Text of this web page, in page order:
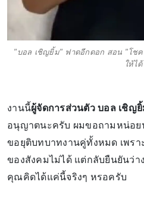
"บอล เชิญยิ้ม" ฟาดอีกดอก สอน "โช
ให้ได้
งานนี้ผู้จัดการส่วนตัว บอล เชิญยิ้
อนุญาตนะครับ ผมขอถามหน่อ
ขอยุติบทบาทงานคู่ทั้งหมด เพร
ของสังคมไม่ได้ แต่กลับยืนยันว่า
คุณคิดได้แค่นี้จริงๆ หรอครับ